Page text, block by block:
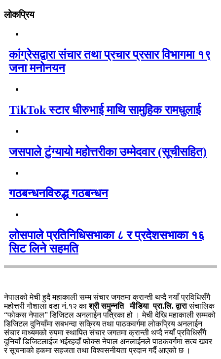
लोकप्रिय
कांग्रेसद्वारा संचार तथा प्रचार प्रसार विभागमा १९
जना मनोनयन
TikTok स्टार धीरुभाई माथि सामुहिक रामधुलाई
जसपाले टुंग्यायो महोत्तरीका उम्मेदवार (सूचीसहित)
गठबन्धनविरुद्ध गठबन्धन
लोसपाले प्रतिनिधिसभाका ८ र प्रदेशसभाका १६
सिट लिने सहमति
नेपालको मेची हुदै महाकाली सम्म संचार जगतमा क्रान्ती थप्दै नयाँ प्रविधिसँगै
महोत्तरी गौशाला वडा नं.१२ काश्री समुन्नति मीडिया प्रा.लि. द्वारासंचालिक
“फोकस नेपाल” डिजिटल अनलाईन पत्रिका हो । मेची देखि महाकाली सम्मको
डिजिटल दुनियाँमा सबभन्दा सक्रिय तथा पाठकवर्गमा लोकप्रिय अनलाईन
संचार माध्यमको रुपमा स्थापित संचार जगतमा क्रान्ती थप्दै नयाँ प्रविधिसँगै
दुनियाँ डिजिटलाईज भईरहदाँ फोक्स नेपाल अनलाईनले पाठकवर्गमा सत्य खवर
र सूचनाको हकमा सहजता तथा विश्वसनीयता प्रदान गर्दै आएको छ ।